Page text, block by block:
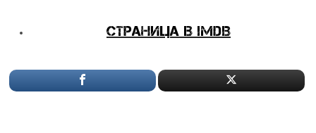
Страница в IMDB